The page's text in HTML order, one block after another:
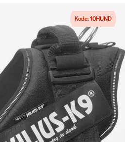
Kode: 10HUND